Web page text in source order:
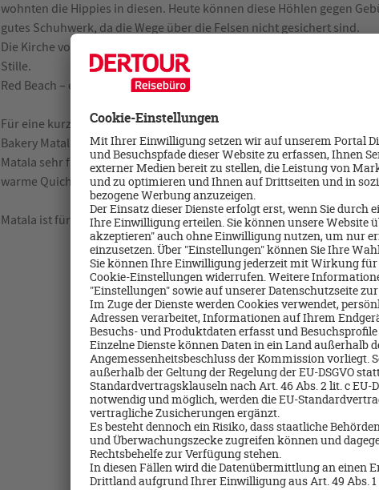
wohnten die Hippies in diesen. Heute können diese Höhlen gegen
gutes Schuhwerk, da die Wege über die Felsen nicht gesichert sind.
Die Kirche von Panagia. Kleine Kapelle, teilweise in den Felsen
Stille.
Red Beach – etwas südlich von Matala gelegen, welcher über einen
Für eine kurze Auszeit und Stärkung nach der Besichtigung bietet
Bakery Matala an. Diese wird mittlerweile in 3. Generation geführt
Matala sehr fairen Preisen welche es seit 1920 gibt. Im Mai 2024
warme Quiche € 7,50 bezahlt was in Ordnung ist.
Matala ist für mich – vor allem in der Nebensaison, wenn etwas
Über mich
Georg Poppen
089-846037
Email schreiben
Jetzt